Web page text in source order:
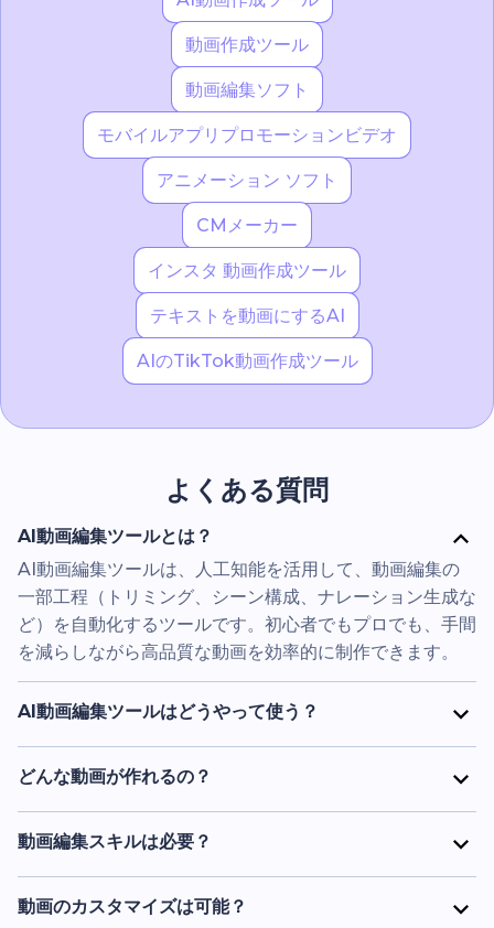
動画作成ツール
動画編集ソフト
モバイルアプリプロモーションビデオ
アニメーション ソフト
CMメーカー
インスタ 動画作成ツール
テキストを動画にするAI
AIのTikTok動画作成ツール
よくある質問
AI動画編集ツールとは？
AI動画編集ツールは、人工知能を活用して、動画編集の
一部工程（トリミング、シーン構成、ナレーション生成な
ど）を自動化するツールです。初心者でもプロでも、手間
を減らしながら高品質な動画を効率的に制作できます。
AI動画編集ツールはどうやって使う？
AIビデオエディターでは、プロンプト、スクリプト、ま
たはアップロードしたメディアから始めることができま
ロジェクトを作成し、エディター内で自由に変更できま
す。そこからテキストの調整、ビジュアルの差し替え、音
楽の追加、最終バージョンをエクスポートする前の動画の
仕上げが可能です。
どんな動画が作れるの？
RenderforestのAI動画編集ツールは多用途で、プロモー
ション動画、解説動画、教育コンテンツ、SNS動画、イ
イルにより、さまざまな業界や用途に対応可能です。
動画編集スキルは必要？
いいえ、AI動画編集ツールを使うのに特別な編集スキル
は不要です。オンラインで利用でき、どこでも好きなとき
動画のカスタマイズは可能？